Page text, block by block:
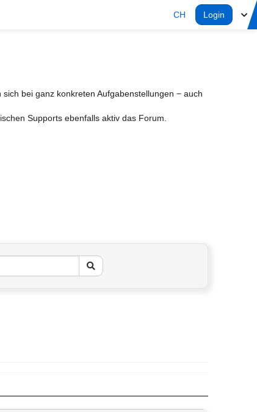
CH Login
bei ganz konkreten Aufgabenstellungen − auch
Supports ebenfalls aktiv das Forum.